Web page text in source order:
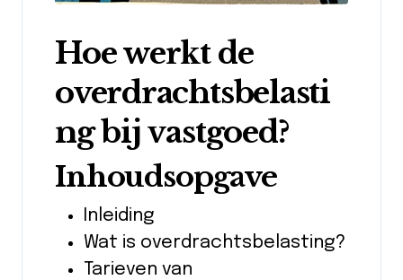
Hoe werkt de
overdrachtsbelasti
ng bij vastgoed?
Inhoudsopgave
Inleiding
Wat is overdrachtsbelasting?
Tarieven van